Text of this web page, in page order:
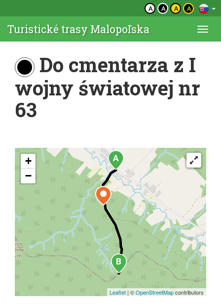
A A A A
Turistické trasy Malopoľska
Do cmentarza z I
wojny światowej nr
63
+
−
Leaflet | ©OpenStreetMapcontributors